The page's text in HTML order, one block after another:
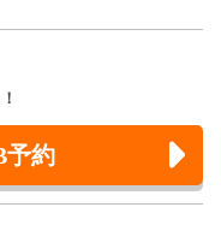
予約